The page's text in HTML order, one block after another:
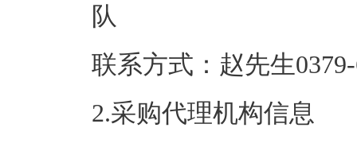
队
联系方式：赵先
2.采购代理机构信息